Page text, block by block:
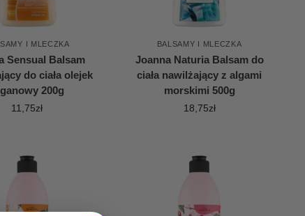
I MLECZKA
Sensual Balsam
do ciała olejek
200g
11,75zł
BALSAMY I MLECZKA
Joanna Naturia Balsam do
ciała nawilżający z algami
morskimi 500g
18,75zł